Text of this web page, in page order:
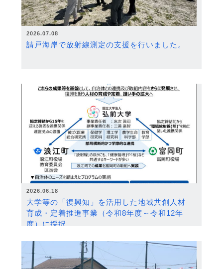
2026.07.08
請戸海岸で放射線測定の支援を行いました。
2026.06.18
大学等の「復興知」を活用した地域共創人材
育成・定着推進事業（令和8年度～令和12年
度）に採択